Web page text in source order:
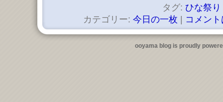
タグ: ひな祭り
カテゴリー: 今日の一枚 コメン
ooyama blog is proudly